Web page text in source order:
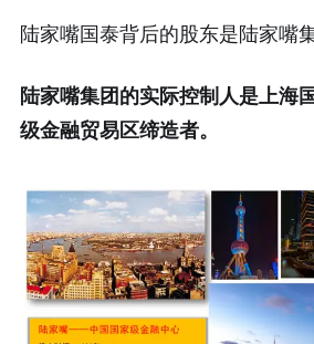
陆家嘴国泰背后的股东是陆家嘴
陆家嘴集团的实际控制人是上海
级金融贸易区缔造者。